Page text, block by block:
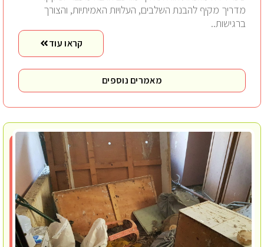
מדריך מקיף להבנת השלבים, העלויות האמיתיות, והצורך
ברגישות..
קראו עוד
מאמרים נוספים